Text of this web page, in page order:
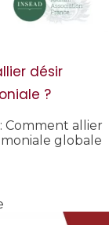
désir
?
Comment allier
globale